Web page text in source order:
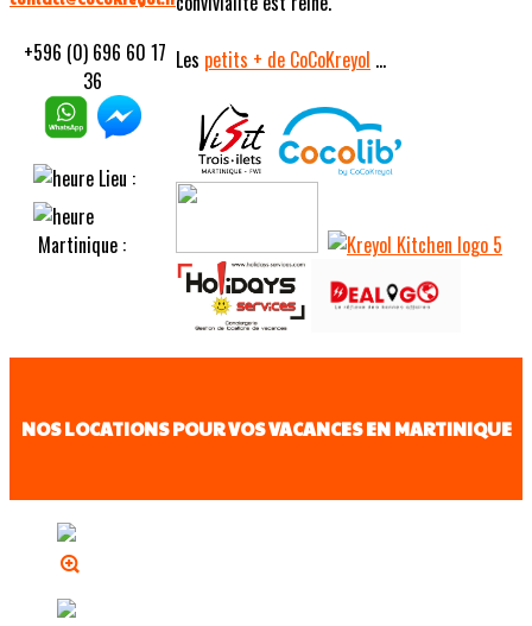
+596 (0) 696 60 17
36
Lieu :
Martinique :
Les petits + de CoCoKreyol ...
NOS LOCATIONS POUR VOS VACANCES EN MARTINIQUE